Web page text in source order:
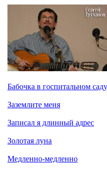
Бабочка в госпитальном саду
Заземлите меня
Записал я длинный адрес
Золотая луна
Медленно-медленно